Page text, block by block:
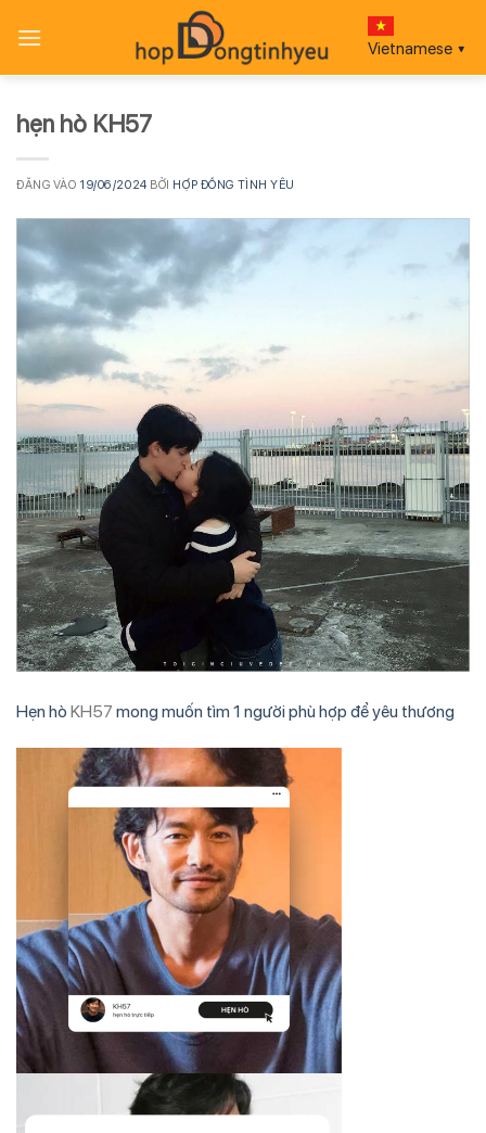
qua
Vietnamese ▼
hẹn hò KH57
ĐĂNG VÀO 19/06/2024 BỞI HỢP ĐỒNG TÌNH YÊU
Hẹn hò KH57 mong muốn tìm 1 người phù hợp để yêu thương